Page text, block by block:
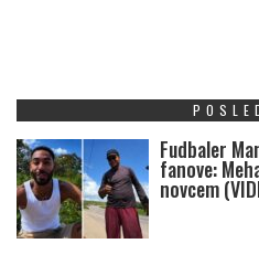
Fudbaler
fanove:
novcem